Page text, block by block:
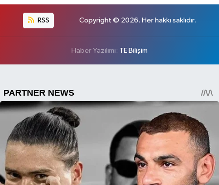
RSS Copyright © 2026. Her hakkı saklıdır.
Haber Yazılımı: TE Bilişim